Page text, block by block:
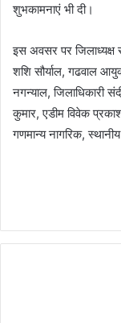
शुभकामनाएं भी दी।
इस अवसर पर जिलाध्यक्ष
शशि सौर्याल, गढवाल
नगन्याल, जिलाधिकारी
कुमार, एडीम विवेक
गणमान्य नागरिक,